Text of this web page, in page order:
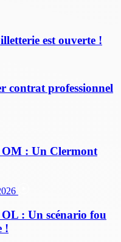
est ouverte !
contrat professionnel
OM : Un Clermont
: Un scénario fou
!